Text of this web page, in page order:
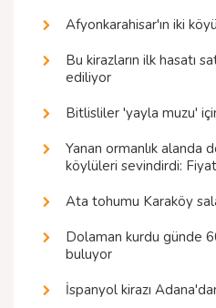
Afyonkarahisar'ın iki
Bu kirazların ilk hasatı
ediliyor
Bitlisliler 'yayla muzu'
Yanan ormanlık alanda
köylüleri sevindirdi:
Ata tohumu Karaköy
Dolaman kurdu günde
buluyor
İspanyol kirazı